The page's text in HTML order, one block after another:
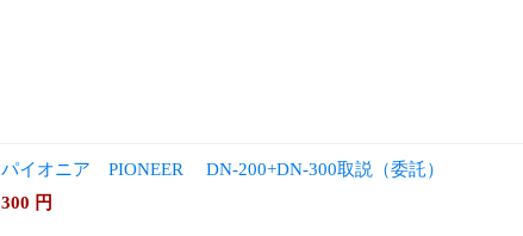
パイオニア PIONEER DN-200+DN-300取説（委託）
300 円